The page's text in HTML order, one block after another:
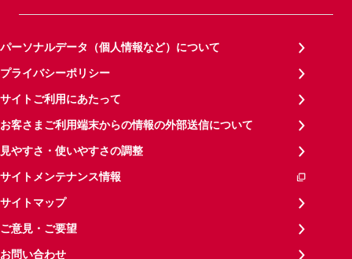
パーソナルデータ（個人情報など）について
プライバシーポリシー
サイトご利用にあたって
お客さまご利用端末からの情報の外部送信について
見やすさ・使いやすさの調整
サイトメンテナンス情報
サイトマップ
ご意見・ご要望
お問い合わせ